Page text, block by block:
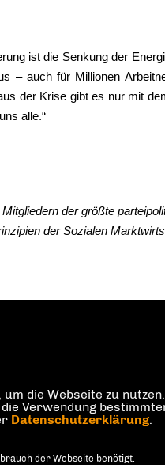
ist die Senkung der
– auch für Millionen
der Krise gibt es nur mit
alle.“
der größte
der Sozialen
die Webseite zu
Verwendung
Datenschutzerklärung.
der Webseite benötigt.